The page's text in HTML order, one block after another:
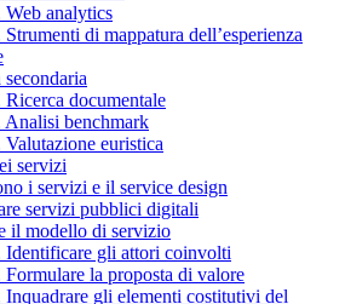
Web analytics
Strumenti di mappatura dell’esperienza
Ricerca documentale
Analisi benchmark
Valutazione euristica
servizi
i servizi e il service design
servizi pubblici digitali
il modello di servizio
Identificare gli attori coinvolti
Formulare la proposta di valore
Inquadrare gli elementi costitutivi del